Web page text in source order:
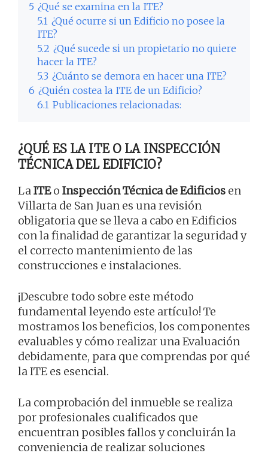
5 ¿Qué se examina en la ITE?
5.1 ¿Qué ocurre si un Edificio no posee la
ITE?
5.2 ¿Qué sucede si un propietario no quiere
hacer la ITE?
5.3 ¿Cuánto se demora en hacer una ITE?
6 ¿Quién costea la ITE de un Edificio?
6.1 Publicaciones relacionadas:
¿QUÉ ES LA ITE O LA INSPECCIÓN
TÉCNICA DEL EDIFICIO?
LaITEo Inspección Técnica de Edificios en
Villarta de San Juan es una revisión
obligatoria que se lleva a cabo en Edificios
con la finalidad de garantizar la seguridad y
el correcto mantenimiento de las
construcciones e instalaciones.
¡Descubre todo sobre este método
fundamental leyendo este artículo! Te
mostramos los beneficios, los componentes
evaluables y cómo realizar una Evaluación
debidamente, para que comprendas por qué
la ITE es esencial.
La comprobación del inmueble se realiza
por profesionales cualificados que
encuentran posibles fallos y concluirán la
conveniencia de realizar soluciones